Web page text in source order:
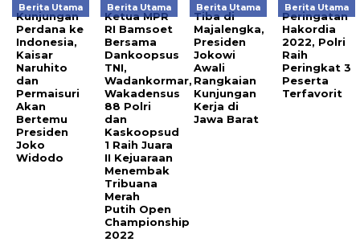
Berita Utama
Kunjungan
Perdana ke
Indonesia,
Kaisar
Naruhito
dan
Permaisuri
Akan
Bertemu
Presiden
Joko
Widodo
Berita Utama
Ketua MPR
RI Bamsoet
Bersama
Dankoopsus
TNI,
Wadankormar,
Wakadensus
88 Polri
dan
Kaskoopsud
1 Raih Juara
II Kejuaraan
Menembak
Tribuana
Merah
Putih Open
Championship
2022
Berita Utama
Tiba di
Majalengka,
Presiden
Jokowi
Awali
Rangkaian
Kunjungan
Kerja di
Jawa Barat
Berita Utama
Peringatan
Hakordia
2022, Polri
Raih
Peringkat 3
Peserta
Terfavorit